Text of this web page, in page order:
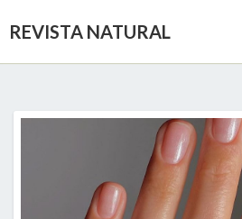
REVISTA NATURAL